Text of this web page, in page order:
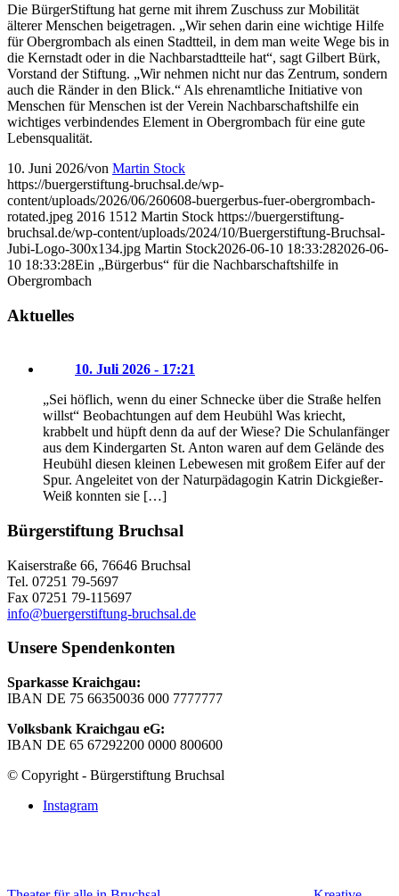
Die BürgerStiftung hat gerne mit ihrem Zuschuss zur Mobilität
älterer Menschen beigetragen. „Wir sehen darin eine wichtige Hilfe
für Obergrombach als einen Stadtteil, in dem man weite Wege bis in
die Kernstadt oder in die Nachbarstadtteile hat“, sagt Gilbert Bürk,
Vorstand der Stiftung. „Wir nehmen nicht nur das Zentrum, sondern
auch die Ränder in den Blick.“ Als ehrenamtliche Initiative von
Menschen für Menschen ist der Verein Nachbarschaftshilfe ein
wichtiges verbindendes Element in Obergrombach für eine gute
Lebensqualität.
10. Juni 2026/von Martin Stock
https://buergerstiftung-bruchsal.de/wp-
content/uploads/2026/06/260608-buergerbus-fuer-obergrombach-
rotated.jpeg 2016 1512 Martin Stock https://buergerstiftung-
bruchsal.de/wp-content/uploads/2024/10/Buergerstiftung-Bruchsal-
Jubi-Logo-300x134.jpg Martin Stock2026-06-10 18:33:282026-06-
10 18:33:28Ein „Bürgerbus“ für die Nachbarschaftshilfe in
Obergrombach
Aktuelles
10. Juli 2026 - 17:21
„Sei höflich, wenn du einer Schnecke über die Straße helfen
willst“ Beobachtungen auf dem Heubühl Was kriecht,
krabbelt und hüpft denn da auf der Wiese? Die Schulanfänger
aus dem Kindergarten St. Anton waren auf dem Gelände des
Heubühl diesen kleinen Lebewesen mit großem Eifer auf der
Spur. Angeleitet von der Naturpädagogin Katrin Dickgießer-
Weiß konnten sie […]
Bürgerstiftung Bruchsal
Kaiserstraße 66, 76646 Bruchsal
Tel. 07251 79-5697
Fax 07251 79-115697
info@buergerstiftung-bruchsal.de
Unsere Spendenkonten
Sparkasse Kraichgau:
IBAN DE 75 66350036 000 7777777
Volksbank Kraichgau eG:
IBAN DE 65 67292200 0000 800600
© Copyright - Bürgerstiftung Bruchsal
Instagram